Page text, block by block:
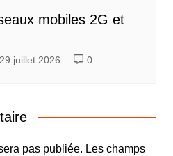
mobiles 2G et
29 juillet 2026 0
pas publiée. Les champs